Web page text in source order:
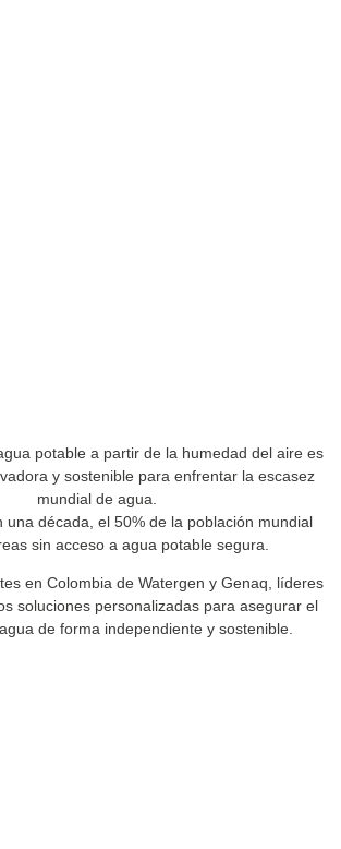
potable a partir de la humedad del aire es
y sostenible para enfrentar la escasez
mundial de agua.
una década, el 50% de la población mundial
sin acceso a agua potable segura.
en Colombia de Watergen y Genaq, líderes
soluciones personalizadas para asegurar el
de forma independiente y sostenible.